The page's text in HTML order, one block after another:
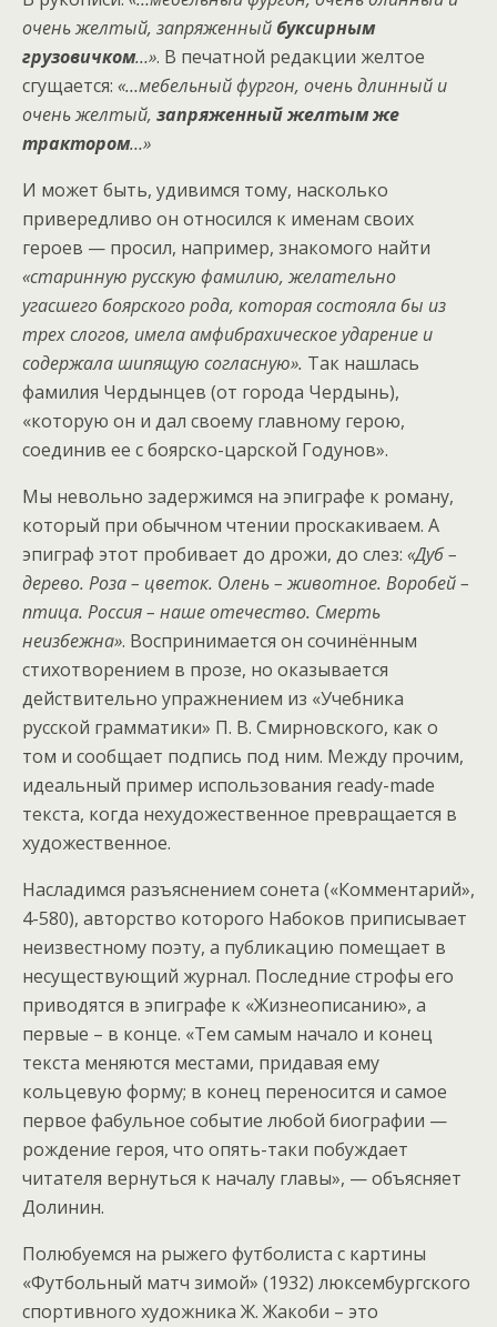
очень желтый, запряженный буксирным
грузовичком…». В печатной редакции желтое
сгущается: «…мебельный фургон, очень длинный и
очень желтый, запряженный желтым же
трактором…»
И может быть, удивимся тому, насколько
привередливо он относился к именам своих
героев — просил, например, знакомого найти
«старинную русскую фамилию, желательно
угасшего боярского рода, которая состояла бы из
трех слогов, имела амфибрахическое ударение и
содержала шипящую согласную». Так нашлась
фамилия Чердынцев (от города Чердынь),
«которую он и дал своему главному герою,
соединив ее с боярско-царской Годунов».
Мы невольно задержимся на эпиграфе к роману,
который при обычном чтении проскакиваем. А
эпиграф этот пробивает до дрожи, до слез: «Дуб –
дерево. Роза – цветок. Олень – животное. Воробей –
птица. Россия – наше отечество. Смерть
неизбежна». Воспринимается он сочинённым
стихотворением в прозе, но оказывается
действительно упражнением из «Учебника
русской грамматики» П. В. Смирновского, как о
том и сообщает подпись под ним. Между прочим,
идеальный пример использования ready-made
текста, когда нехудожественное превращается в
художественное.
Насладимся разъяснением сонета («Комментарий»,
4-580), авторство которого Набоков приписывает
неизвестному поэту, а публикацию помещает в
несуществующий журнал. Последние строфы его
приводятся в эпиграфе к «Жизнеописанию», а
первые – в конце. «Тем самым начало и конец
текста меняются местами, придавая ему
кольцевую форму; в конец переносится и самое
первое фабульное событие любой биографии —
рождение героя, что опять-таки побуждает
читателя вернуться к началу главы», — объясняет
Долинин.
Полюбуемся на рыжего футболиста с картины
«Футбольный матч зимой» (1932) люксембургского
спортивного художника Ж. Жакоби – это